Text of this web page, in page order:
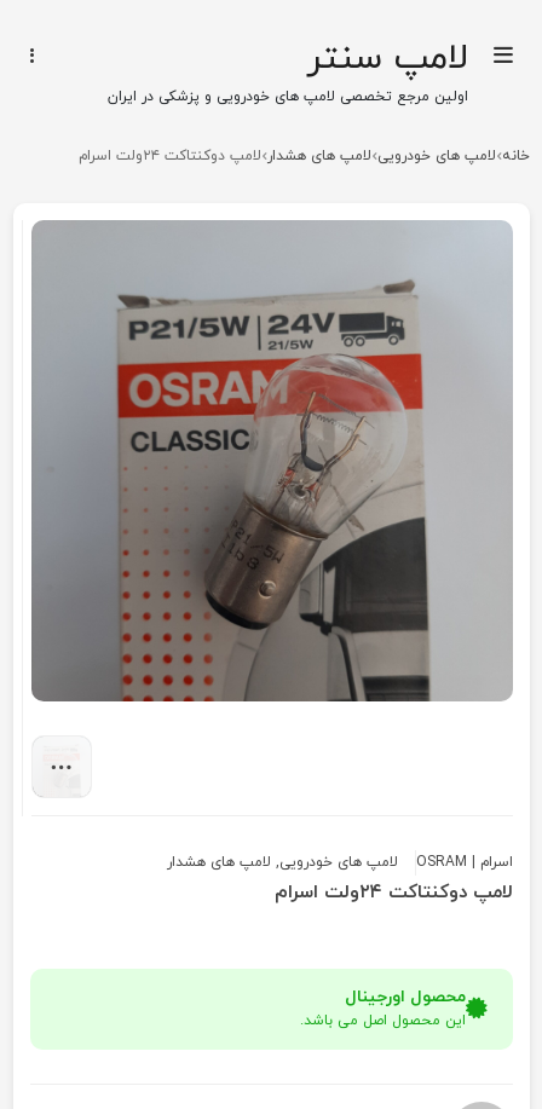
لامپ سنتر
اولین مرجع تخصصی لامپ های خودرویی و پزشکی در ایران
خانه لامپ های خودرویی لامپ های هشدار لامپ دوکنتاکت ۲۴ولت اسرام
اسرام | OSRAM لامپ های خودرویی, لامپ های هشدار
لامپ دوکنتاکت ۲۴ولت اسرام
محصول اورجینال
این محصول اصل می باشد.